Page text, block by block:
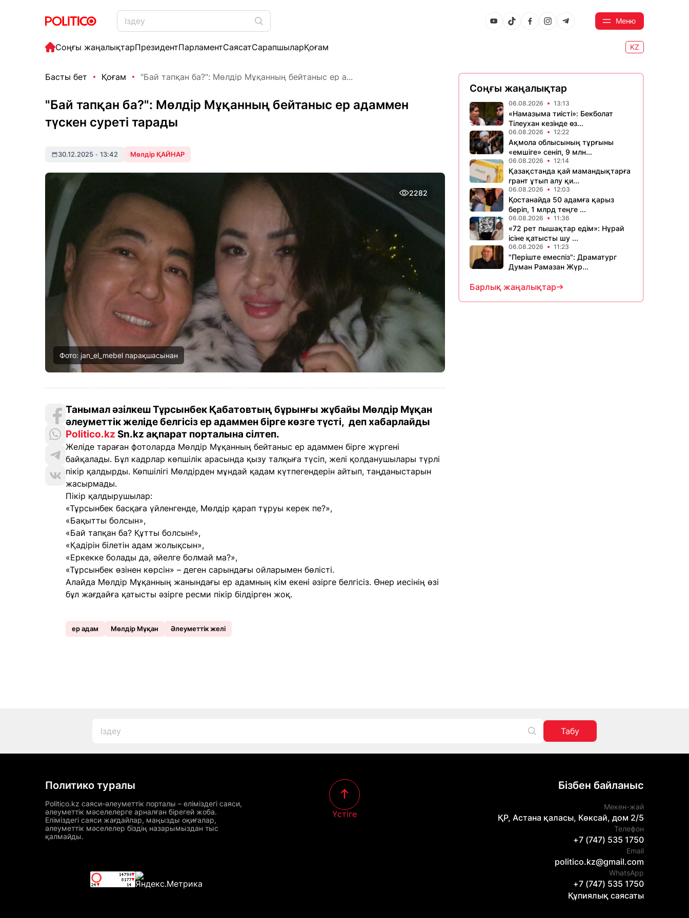
Меню
Соңғы жаңалықтарПрезидентПарламентСаясатСарапшыларҚоғам KZ
Басты бет Қоғам "Бай тапқан ба?": Мөлдір Мұқанның бейтаныс ер а...
"Бай тапқан ба?": Мөлдір Мұқанның бейтаныс ер адаммен
түскен суреті тарады
30.12.2025 • 13:42 Мөлдір ҚАЙНАР
2282
Фото: jan_el_mebel парақшасынан
Танымал әзілкеш Тұрсынбек Қабатовтың бұрынғы жұбайы Мөлдір Мұқан
әлеуметтік желіде белгісіз ер адаммен бірге көзге түсті, деп хабарлайды
Politico.kz Sn.kz ақпарат порталына сілтеп.
Желіде тараған фотоларда Мөлдір Мұқанның бейтаныс ер адаммен бірге жүргені
байқалады. Бұл кадрлар көпшілік арасында қызу талқыға түсіп, желі қолданушылары түрлі
пікір қалдырды. Көпшілігі Мөлдірден мұндай қадам күтпегендерін айтып, таңданыстарын
жасырмады.
Пікір қалдырушылар:
«Тұрсынбек басқаға үйленгенде, Мөлдір қарап тұруы керек пе?»,
«Бақытты болсын»,
«Бай тапқан ба? Құтты болсын!»,
«Қадірін білетін адам жолықсын»,
«Еркекке болады да, әйелге болмай ма?»,
«Тұрсынбек өзінен көрсін» – деген сарындағы ойларымен бөлісті.
Алайда Мөлдір Мұқанның жанындағы ер адамның кім екені әзірге белгісіз. Өнер иесінің өзі
бұл жағдайға қатысты әзірге ресми пікір білдірген жоқ.
ер адам Мөлдір Мұқан Әлеуметтік желі
Соңғы жаңалықтар
06.08.2026 13:13
«Намазыма тиісті»: Бекболат
Тілеухан кезінде өз...
06.08.2026 12:22
Ақмола облысының тұрғыны
«емшіге» сеніп, 9 млн...
06.08.2026 12:14
Қазақстанда қай мамандықтарға
грант ұтып алу қи...
06.08.2026 12:03
Қостанайда 50 адамға қарыз
беріп, 1 млрд теңге ...
06.08.2026 11:36
«72 рет пышақтар едім»: Нұрай
ісіне қатысты шу ...
06.08.2026 11:23
​"Періште емеспіз": Драматург
Думан Рамазан Жүр...
Барлық жаңалықтар
Табу
Политико туралы
Politico.kz саяси-әлеуметтік порталы – еліміздегі саяси,
әлеуметтік мәселелерге арналған бірегей жоба.
Еліміздегі саяси жағдайлар, маңызды оқиғалар,
әлеуметтік мәселелер біздің назарымыздан тыс
қалмайды.
Үстіге
Бізбен байланыс
Мекен-жай
ҚР, Астана қаласы, Көксай, дом 2/5
Телефон
+7 (747) 535 1750
Email
politico.kz@gmail.com
WhatsApp
+7 (747) 535 1750
Құпиялық саясаты